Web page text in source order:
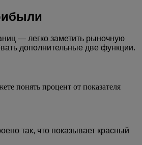
— легко заметить рыночную
дополнительные две функции.
понять процент от показателя
так, что показывает красный